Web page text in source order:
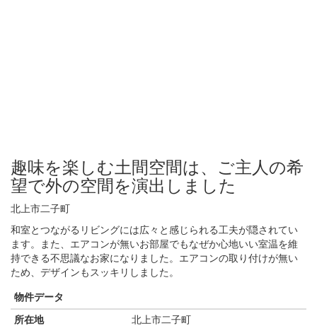
趣味を楽しむ土間空間は、ご主人の希
望で外の空間を演出しました
北上市二子町
和室とつながるリビングには広々と感じられる工夫が隠されてい
ます。また、エアコンが無いお部屋でもなぜか心地いい室温を維
持できる不思議なお家になりました。エアコンの取り付けが無い
ため、デザインもスッキリしました。
物件データ
所在地 北上市二子町